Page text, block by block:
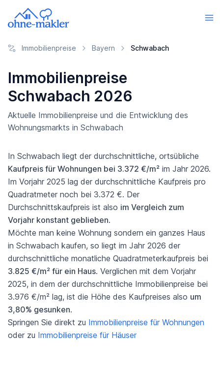
Immobilienpreise Bayern Schwabach
Immobilienpreise
Schwabach 2026
Aktuelle Immobilienpreise und die Entwicklung des
Wohnungsmarkts in Schwabach
In Schwabach liegt der durchschnittliche, ortsübliche
Kaufpreis für Wohnungen bei 3.372 €/m² im Jahr 2026.
Im Vorjahr 2025 lag der durchschnittliche Kaufpreis pro
Quadratmeter noch bei 3.372 €. Der
Durchschnittskaufpreis ist also im Vergleich zum
Vorjahr konstant geblieben.
Möchte man keine Wohnung sondern ein ganzes Haus
in Schwabach kaufen, so liegt im Jahr 2026 der
durchschnittliche monatliche Quadratmeterkaufpreis bei
3.825 €/m² für ein Haus. Verglichen mit dem Vorjahr
2025, in dem der durchschnittliche Immobilienpreise bei
3.976 €/m² lag, ist die Höhe des Kaufpreises also um
3,80% gesunken.
Springen Sie direkt zu Immobilienpreise für Wohnungen
oder zu Immobilienpreise für Häuser